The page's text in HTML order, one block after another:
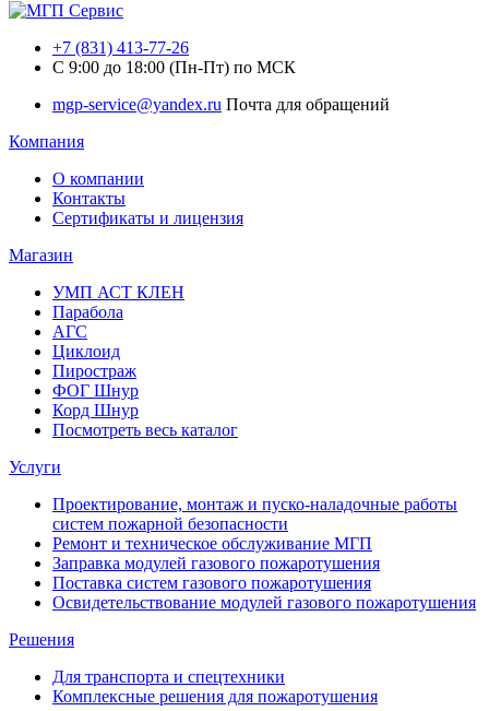
+7 (831) 413-77-26
C 9:00 до 18:00 (Пн-Пт) по МСК
mgp-service@yandex.ru Почта для обращений
Компания
О компании
Контакты
Сертификаты и лицензия
Магазин
УМП АСТ КЛЕН
Парабола
АГС
Циклоид
Пиростраж
ФОГ Шнур
Корд Шнур
Посмотреть весь каталог
Услуги
Проектирование, монтаж и пуско-наладочные работы
систем пожарной безопасности
Ремонт и техническое обслуживание МГП
Заправка модулей газового пожаротушения
Поставка систем газового пожаротушения
Освидетельствование модулей газового пожаротушения
Решения
Для транспорта и спецтехники
Комплексные решения для пожаротушения